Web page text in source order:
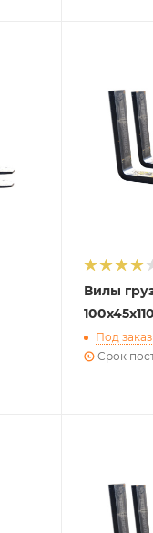
Вилы
Под заказ
Срок